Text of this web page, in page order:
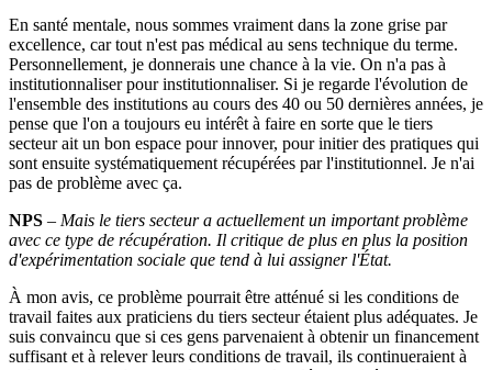
En santé mentale, nous sommes vraiment dans la zone grise par
excellence, car tout n'est pas médical au sens technique du terme.
Personnellement, je donnerais une chance à la vie. On n'a pas à
institutionnaliser pour institutionnaliser. Si je regarde l'évolution de
l'ensemble des institutions au cours des 40 ou 50 dernières années, je
pense que l'on a toujours eu intérêt à faire en sorte que le tiers
secteur ait un bon espace pour innover, pour initier des pratiques qui
sont ensuite systématiquement récupérées par l'institutionnel. Je n'ai
pas de problème avec ça.
NPS – Mais le tiers secteur a actuellement un important problème
avec ce type de récupération. Il critique de plus en plus la position
d'expérimentation sociale que tend à lui assigner l'État.
À mon avis, ce problème pourrait être atténué si les conditions de
travail faites aux praticiens du tiers secteur étaient plus adéquates. Je
suis convaincu que si ces gens parvenaient à obtenir un financement
suffisant et à relever leurs conditions de travail, ils continueraient à